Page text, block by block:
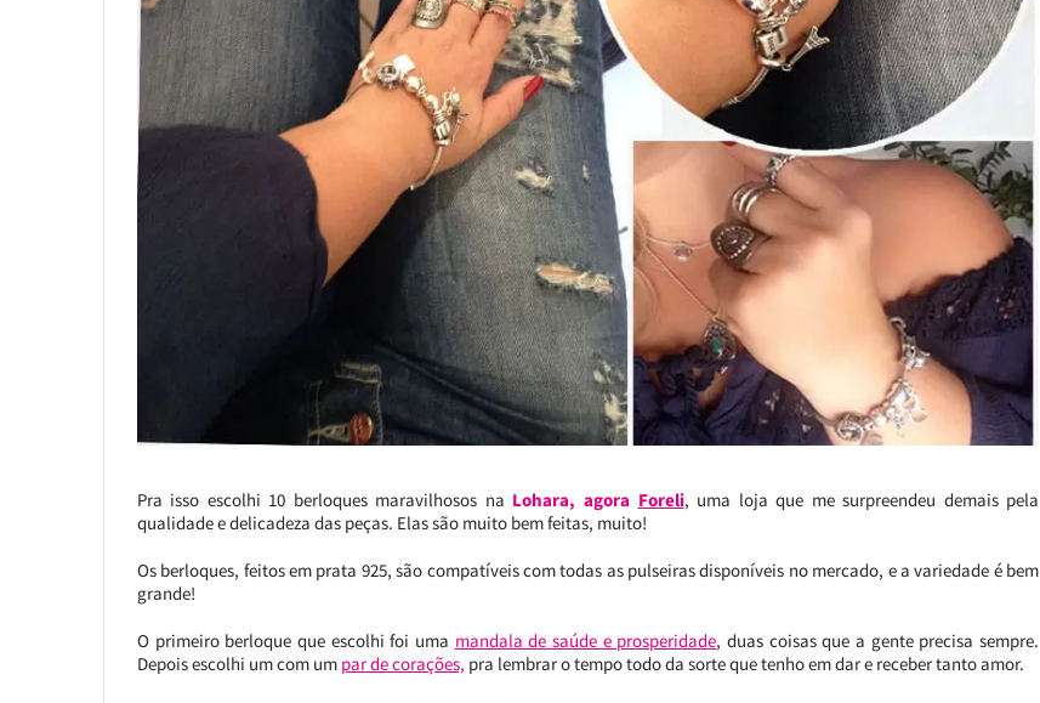
Pra isso escolhi 10 berloques maravilhosos na Lohara, agora Foreli, uma loja que me surpreendeu demais pela
qualidade e delicadeza das peças. Elas são muito bem feitas, muito!
Os berloques, feitos em prata 925, são compatíveis com todas as pulseiras disponíveis no mercado, e a variedade é bem
grande!
O primeiro berloque que escolhi foi uma mandala de saúde e prosperidade, duas coisas que a gente precisa sempre.
Depois escolhi um com um par de corações, pra lembrar o tempo todo da sorte que tenho em dar e receber tanto amor.